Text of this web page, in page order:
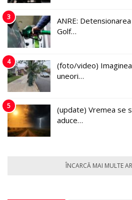
3
ANRE:
Golf…
4
(foto/video) Imaginea
uneori…
5
(update) Vremea se
aduce…
ÎNCARCĂ MAI MULTE